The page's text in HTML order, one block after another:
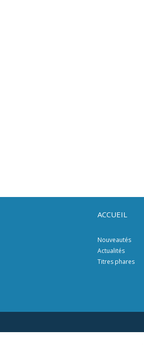
ACCUEIL
Nouveautés
Actualités
Titres phares